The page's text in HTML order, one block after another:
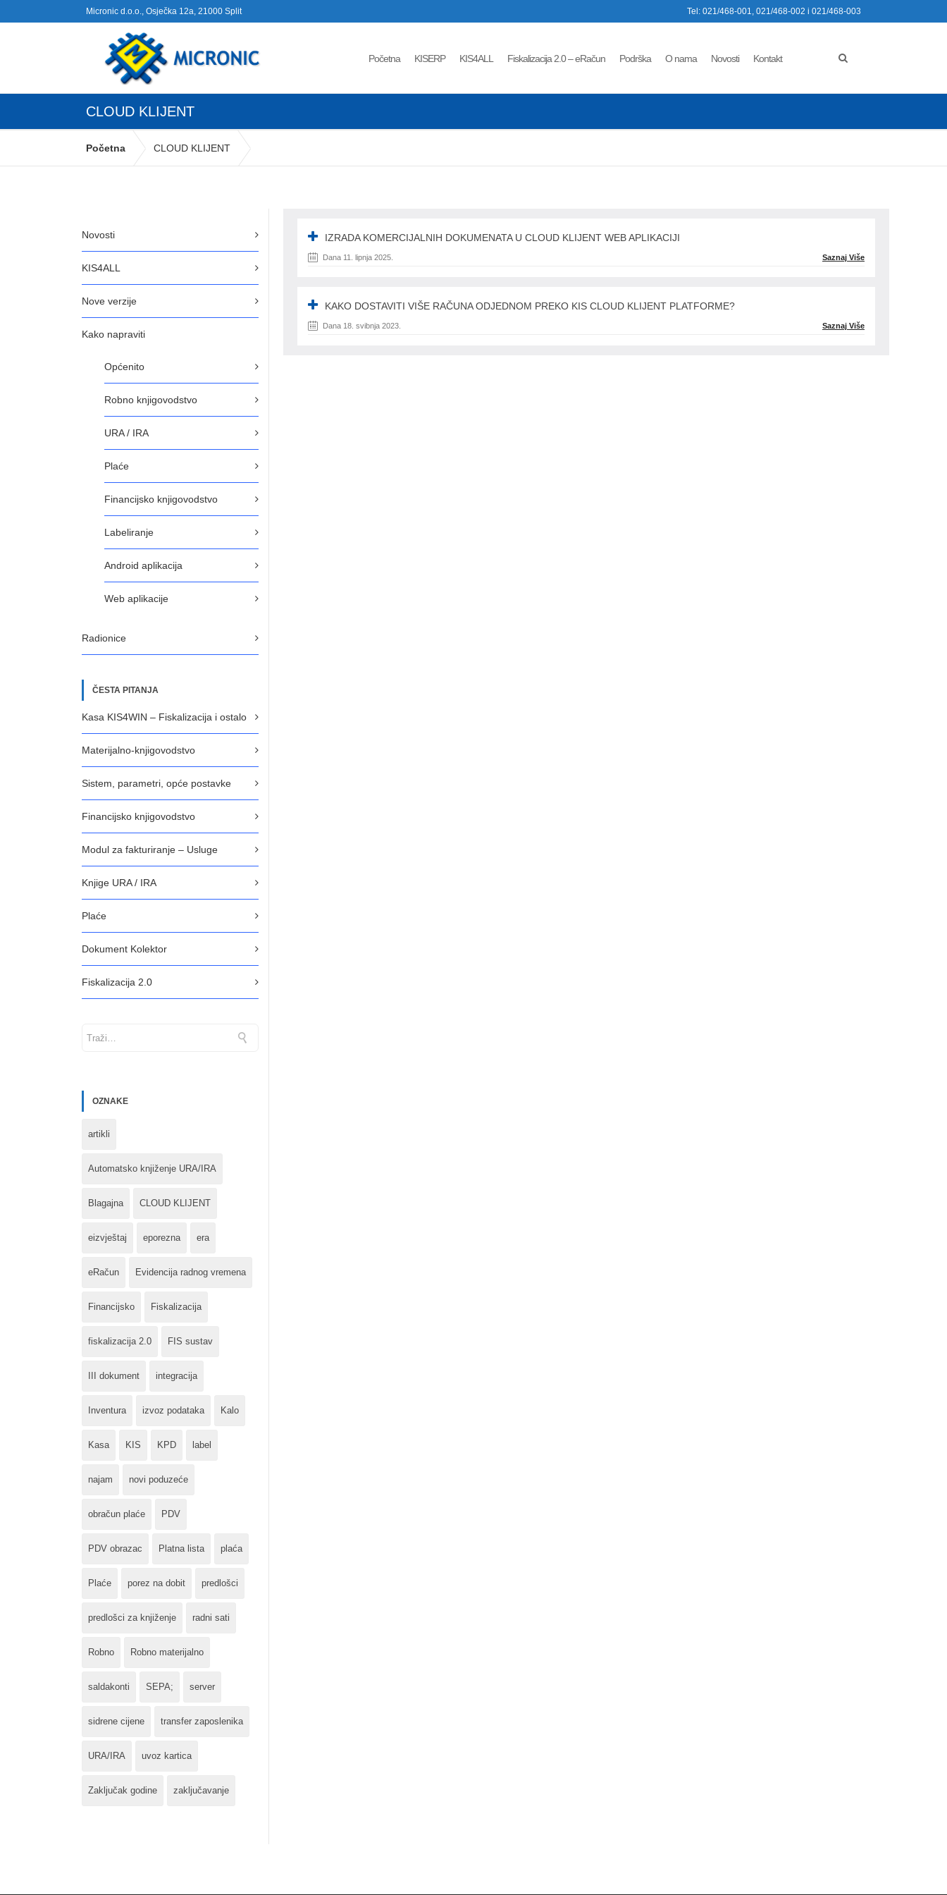
Micronic d.o.o., Osječka 12a, 21000 Split Tel: 021/468-001, 021/468-002 i 021/468-003
Početna KISERP KIS4ALL Fiskalizacija 2.0 – eRačun Podrška O nama Novosti Kontakt
CLOUD KLIJENT
Početna CLOUD KLIJENT
Novosti
KIS4ALL
Nove verzije
Kako napraviti
Općenito
Robno knjigovodstvo
URA / IRA
Plaće
Financijsko knjigovodstvo
Labeliranje
Android aplikacija
Web aplikacije
Radionice
ČESTA PITANJA
Kasa KIS4WIN – Fiskalizacija i ostalo
Materijalno-knjigovodstvo
Sistem, parametri, opće postavke
Financijsko knjigovodstvo
Modul za fakturiranje – Usluge
Knjige URA / IRA
Plaće
Dokument Kolektor
Fiskalizacija 2.0
OZNAKE
artikli
Automatsko knjiženje URA/IRA
Blagajna CLOUD KLIJENT
eizvještaj eporezna era
eRačun Evidencija radnog vremena
Financijsko Fiskalizacija
fiskalizacija 2.0 FIS sustav
III dokument integracija
Inventura izvoz podataka Kalo
Kasa KIS KPD label
najam novi poduzeće
obračun plaće PDV
PDV obrazac Platna lista plaća
Plaće porez na dobit predlošci
predlošci za knjiženje radni sati
Robno Robno materijalno
saldakonti SEPA; server
sidrene cijene transfer zaposlenika
URA/IRA uvoz kartica
Zaključak godine zaključavanje
IZRADA KOMERCIJALNIH DOKUMENATA U CLOUD KLIJENT WEB APLIKACIJI
Dana 11. lipnja 2025. Saznaj Više
KAKO DOSTAVITI VIŠE RAČUNA ODJEDNOM PREKO KIS CLOUD KLIJENT PLATFORME?
Dana 18. svibnja 2023. Saznaj Više